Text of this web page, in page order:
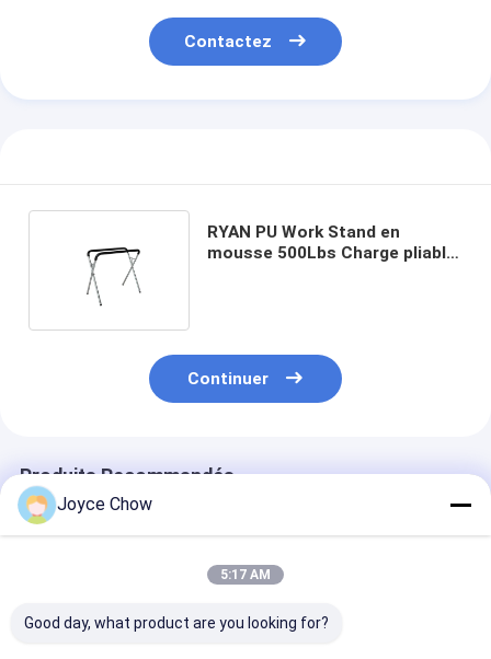
Contactez
RYAN PU Work Stand en
mousse 500Lbs Charge pliable
Continuer
Produits Recommandés
Joyce Chow
5:17 AM
Good day, what product are you looking for?